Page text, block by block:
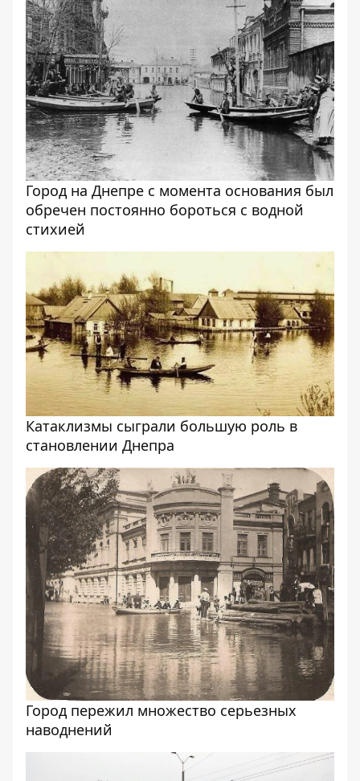
Город на Днепре с момента основания был
обречен постоянно бороться с водной
стихией
Катаклизмы сыграли большую роль в
становлении Днепра
Город пережил множество серьезных
наводнений